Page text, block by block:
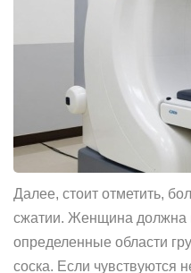
Далее, стоит отметить,
сжатии. Женщина должна
определенные области
соска. Если чувствуются